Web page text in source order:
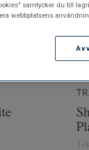
1-
samtycker du till
webbplatsens